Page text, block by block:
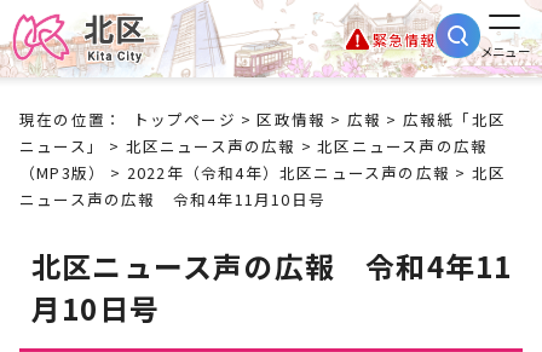
緊急情報
メニュー
現在の位置： トップページ >区政情報 > 広報 > 広報紙「北区
ニュース」
> 北区ニュース声の広報 >北区ニュース声の広報
（MP3版）
> 2022年（令和4年）北区ニュース声の広報 > 北区
ニュース声の広報 令和4年11月10日号
北区ニュース声の広報 令和4年11
月10日号